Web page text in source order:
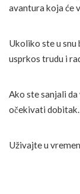
avantura koja će
Ukoliko ste u snu
usprkos trudu i
Ako ste sanjali
očekivati dobitak.
Uživajte u